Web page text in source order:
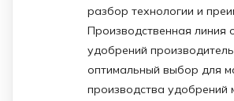
разбор технологии и
Производственная линия
удобрений
оптимальный выбор для
производства удобрений